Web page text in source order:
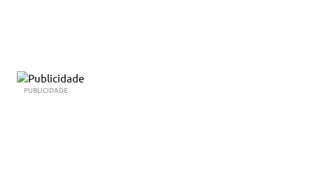
PUBLICIDADE